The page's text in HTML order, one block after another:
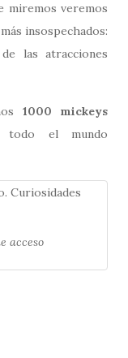
miremos veremos
insospechados:
las atracciones
1000 mickeys
el mundo
acceso